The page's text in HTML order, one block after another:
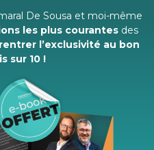
d’attendre mon
en portefeuille ?
et sans émotionnel.
qu’elle se fait avec le
De Sousa et moi-même
les plus courantes des
l’exclusivité au bon
sur 10 !